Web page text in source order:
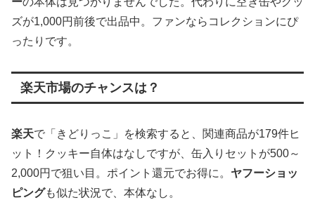
ズが1,000円前後で出品中。ファンならコレクションにぴ
ったりです。
楽天市場のチャンスは？
楽天で「きどりっこ」を検索すると、関連商品が179件ヒ
ット！クッキー自体はなしですが、缶入りセットが500～
2,000円で狙い目。ポイント還元でお得に。 ヤフーショッ
ピングも似た状況で、本体なし。